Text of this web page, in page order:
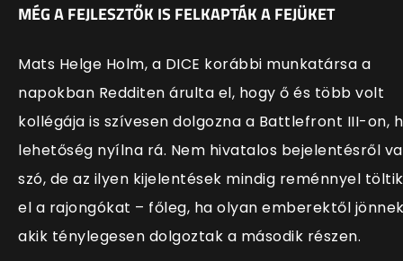
MÉG A FEJLESZTŐK IS FELKAPTÁK A FEJÜKET
Mats Helge Holm, a DICE korábbi munkatársa a
napokban Redditen árulta el, hogy ő és több volt
kollégája is szívesen dolgozna a Battlefront III-on,
lehetőség nyílna rá. Nem hivatalos bejelentésről
szó, de az ilyen kijelentések mindig reménnyel töltik
el a rajongókat – főleg, ha olyan emberektől
akik ténylegesen dolgoztak a második részen.